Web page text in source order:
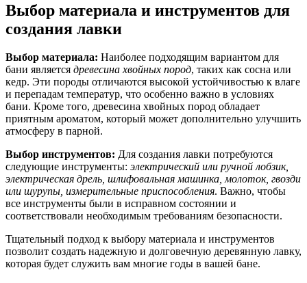
Выбор материала и инструментов для
создания лавки
Выбор материала: Наиболее подходящим вариантом для
бани является древесина хвойных пород, таких как сосна или
кедр. Эти породы отличаются высокой устойчивостью к влаге
и перепадам температур, что особенно важно в условиях
бани. Кроме того, древесина хвойных пород обладает
приятным ароматом, который может дополнительно улучшить
атмосферу в парной.
Выбор инструментов: Для создания лавки потребуются
следующие инструменты: электрический или ручной лобзик,
электрическая дрель, шлифовальная машинка, молоток, гвозди
или шурупы, измерительные приспособления. Важно, чтобы
все инструменты были в исправном состоянии и
соответствовали необходимым требованиям безопасности.
Тщательный подход к выбору материала и инструментов
позволит создать надежную и долговечную деревянную лавку,
которая будет служить вам многие годы в вашей бане.